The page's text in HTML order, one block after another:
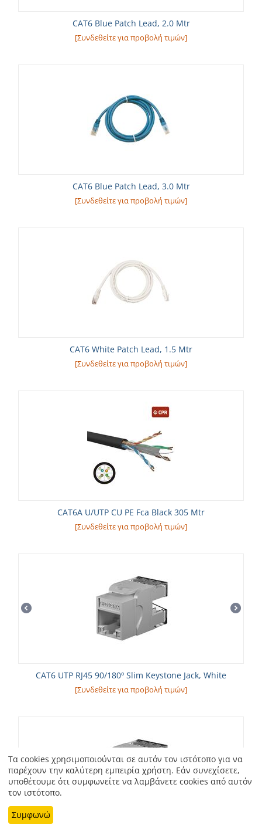
CAT6 Blue Patch Lead, 2.0 Mtr
[Συνδεθείτε για προβολή τιμών]
CAT6 Blue Patch Lead, 3.0 Mtr
[Συνδεθείτε για προβολή τιμών]
CAT6 White Patch Lead, 1.5 Mtr
[Συνδεθείτε για προβολή τιμών]
CAT6A U/UTP CU PE Fca Black 305 Mtr
[Συνδεθείτε για προβολή τιμών]
CAT6 UTP RJ45 90/180º Slim Keystone Jack, White
[Συνδεθείτε για προβολή τιμών]
Τα cookies χρησιμοποιούνται σε αυτόν τον ιστότοπο για να
παρέχουν την καλύτερη εμπειρία χρήστη. Εάν συνεχίσετε,
υποθέτουμε ότι συμφωνείτε να λαμβάνετε cookies από αυτόν
τον ιστότοπο.
Συμφωνώ